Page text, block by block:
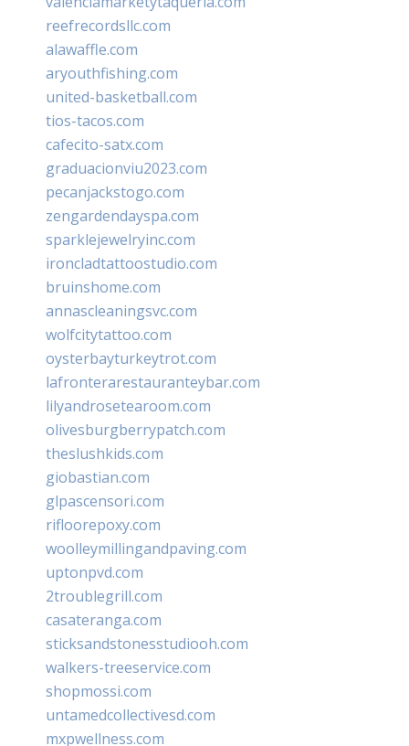
reefrecordsllc.com
alawaffle.com
aryouthfishing.com
united-basketball.com
tios-tacos.com
cafecito-satx.com
graduacionviu2023.com
pecanjackstogo.com
zengardendayspa.com
sparklejewelryinc.com
ironcladtattoostudio.com
bruinshome.com
annascleaningsvc.com
wolfcitytattoo.com
oysterbayturkeytrot.com
lafronterarestauranteybar.com
lilyandrosetearoom.com
olivesburgberrypatch.com
theslushkids.com
giobastian.com
glpascensori.com
rifloorepoxy.com
woolleymillingandpaving.com
uptonpvd.com
2troublegrill.com
casateranga.com
sticksandstonesstudiooh.com
walkers-treeservice.com
shopmossi.com
untamedcollectivesd.com
mxpwellness.com